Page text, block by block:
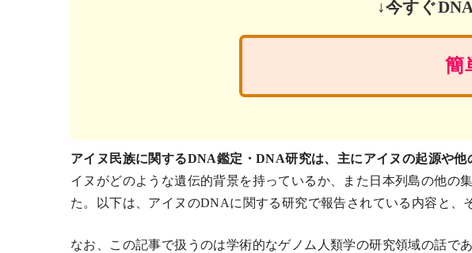
↓今すぐ
簡
アイヌ民族に関するDNA鑑定・DNA研究は、主にアイヌの起源や
イヌがどのような遺伝的背景を持っているか、また日本列島の他の
た。以下は、アイヌのDNAに関する研究で報告されている内容と、
なお、この記事で扱うのは学術的なゲノム人類学の研究領域の話で